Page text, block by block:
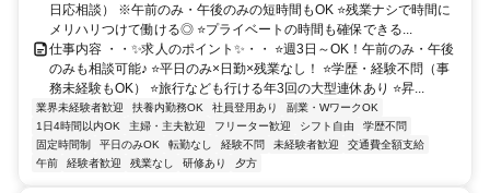
日応相談） ※午前のみ・午後のみの短時間もOK ⭐残業ナシで時間に
メリハリつけて働ける◎ ⭐プライベートの時間も確保できる...
仕事内容 ・・✨求人のポイント✨・・ ⭐週3日～OK！午前のみ・午後
のみも相談可能♪ ⭐平日のみ×日勤×残業なし！ ⭐学歴・経験不問（事
務未経験もOK） ⭐旅行なども行ける年3回の大型連休あり ⭐昇...
業界未経験者歓迎 扶養内勤務OK 社員登用あり
副業・WワークOK
1日4時間以内OK
主婦・主夫歓迎 フリーター歓迎 シフト自由
学歴不問
固定時間制
平日のみOK 転勤なし 経験不問 未経験者歓迎
交通費全額支給
午前
経験者歓迎 残業なし 研修あり 夕方